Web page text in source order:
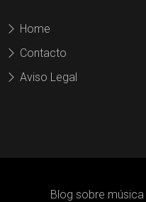
Home
Contacto
Aviso Legal
Blog sobre música